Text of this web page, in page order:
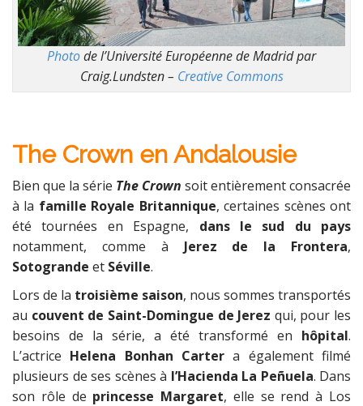
Photode l’Université Européenne de Madrid par
Craig.Lundsten – Creative Commons
The Crown en Andalousie
Bien que la série The Crown soit entièrement consacrée
à la famille Royale Britannique, certaines scènes ont
été tournées en Espagne, dans le sud du pays
notamment, comme à Jerez de la Frontera,
Sotogrande et Séville.
Lors de la troisième saison, nous sommes transportés
au couvent de Saint-Domingue de Jerez qui, pour les
besoins de la série, a été transformé en hôpital.
L’actrice Helena Bonhan Carter a également filmé
plusieurs de ses scènes à l’Hacienda La Peñuela. Dans
son rôle de princesse Margaret, elle se rend à Los